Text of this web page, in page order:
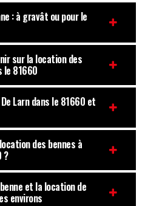
: à gravât ou pour le
sur la location des
le 81660
Larn dans le 81660 et
des bennes à
?
et la location de
environs